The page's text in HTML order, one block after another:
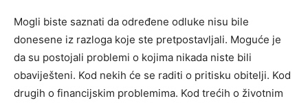
Mogli biste saznati da određene odluke nisu bile
donesene iz razloga koje ste pretpostavljali. Moguće je
da su postojali problemi o kojima nikada niste bili
obaviješteni. Kod nekih će se raditi o pritisku obitelji. Kod
drugih o financijskim problemima. Kod trećih o životnim